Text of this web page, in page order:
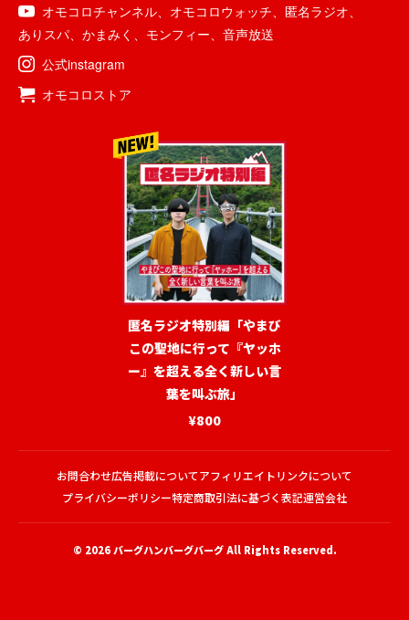
オモコロチャンネル
オモコロウォッチ 匿名ラジオ
ありスパ
かまみく モンフィー
音声放送
公式instagram
オモコロストア
匿名ラジオ特別編「やまび
この聖地に行って『ヤッホ
ー』を超える全く新しい言
葉を叫ぶ旅」
¥800
お問合わせ広告掲載についてアフィリエイトリンクについて
プライバシーポリシー特定商取引法に基づく表記運営会社
© 2026バーグハンバーグバーグAll Rights Reserved.